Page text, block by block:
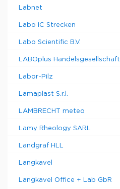
Labnet
Labo IC Strecken
Labo Scientific B.V.
LABOplus Handelsgesellschaft
Labor-Pilz
Lamaplast S.r.l.
LAMBRECHT meteo
Lamy Rheology SARL
Landgraf HLL
Langkavel
Langkavel Office + Lab GbR